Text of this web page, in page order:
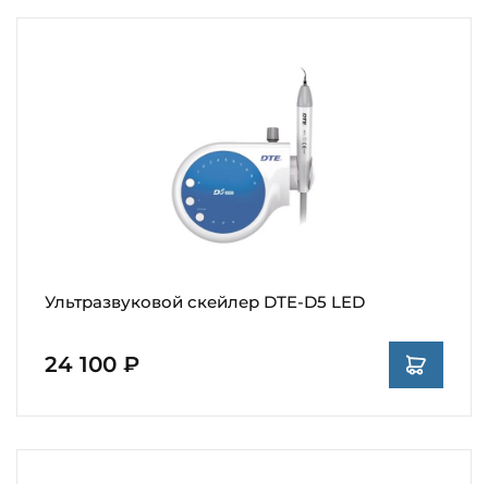
Ультразвуковой скейлер DTE-D5 LED
24 100 ₽